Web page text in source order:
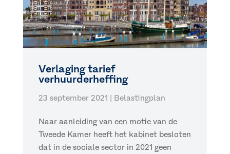
Verlaging tarief
verhuurderheffing
23 september 2021 | Belastingplan
Naar aanleiding van een motie van de
Tweede Kamer heeft het kabinet besloten
dat in de sociale sector in 2021 geen